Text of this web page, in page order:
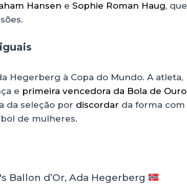
Hansen e Sophie Roman Haug, que
Hegerberg à Copa do Mundo. A atleta,
e primeira vencedora da Bola de Ouro
da seleção por discordar da forma com
de mulheres.
Ballon d’Or, Ada Hegerberg